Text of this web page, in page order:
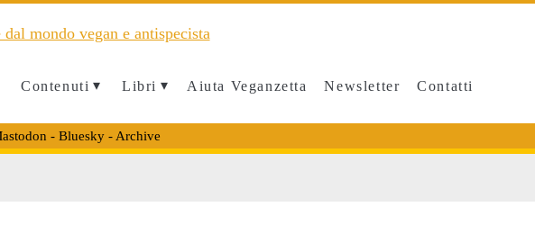
Contenuti Libri Aiuta Veganzetta Newsletter Contatti
- Bluesky- Archive